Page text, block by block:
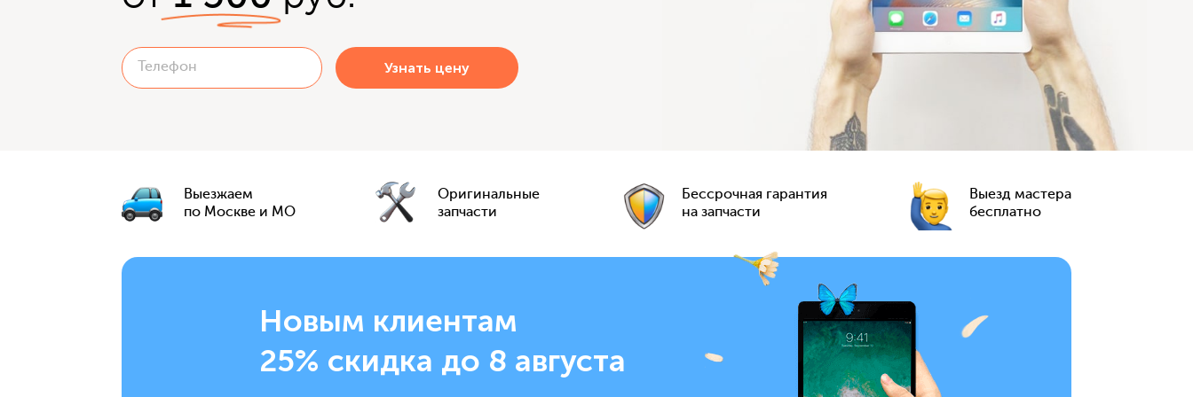
Выезжаем
по Москве и МО
Оригинальные
запчасти
Бессрочная гарантия
на запчасти
Выезд мастера
бесплатно
Новым клиентам
25% скидка до 8 августа